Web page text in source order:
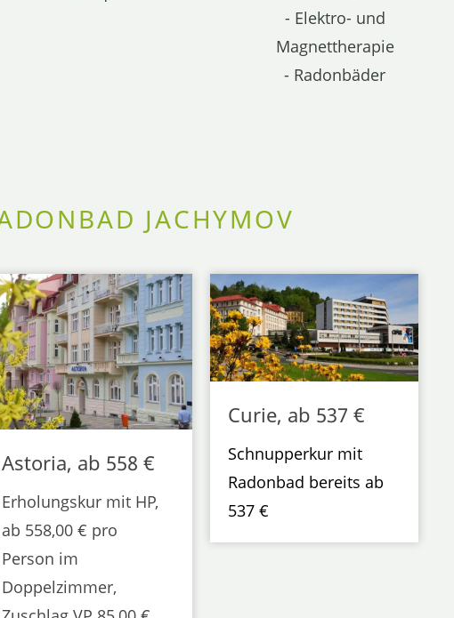
- Elektro- und
Magnettherapie
- Radonbäder
JACHYMOV
Astoria, ab 558 €
Erholungskur mit HP,
ab 558,00 € pro
Person im
Doppelzimmer,
Curie, ab 537 €
Schnupperkur mit
Radonbad bereits ab
537 €